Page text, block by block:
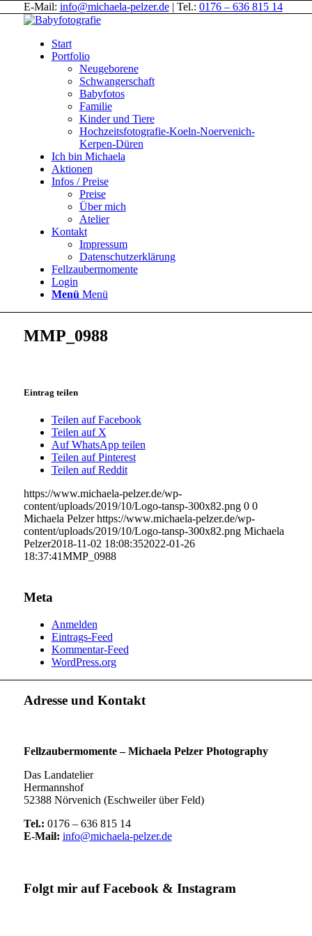
E-Mail: info@michaela-pelzer.de| Tel.: 0176 – 636 815 14
Start
Portfolio
Neugeborene
Schwangerschaft
Babyfotos
Familie
Kinder und Tiere
Hochzeitsfotografie-Koeln-Noervenich-
Kerpen-Düren
Ich bin Michaela
Aktionen
Infos / Preise
Preise
Über mich
Atelier
Kontakt
Impressum
Datenschutzerklärung
Fellzaubermomente
Login
Menü Menü
MMP_0988
Eintrag teilen
Teilen auf Facebook
Teilen auf X
Auf WhatsApp teilen
Teilen auf Pinterest
Teilen auf Reddit
https://www.michaela-pelzer.de/wp-
content/uploads/2019/10/Logo-tansp-300x82.png 0 0
Michaela Pelzer https://www.michaela-pelzer.de/wp-
content/uploads/2019/10/Logo-tansp-300x82.png Michaela
Pelzer2018-11-02 18:08:352022-01-26
18:37:41MMP_0988
Meta
Anmelden
Eintrags-Feed
Kommentar-Feed
WordPress.org
Adresse und Kontakt
Fellzaubermomente –Michaela Pelzer Photography
Das Landatelier
Hermannshof
52388 Nörvenich (Eschweiler über Feld)
Tel.: 0176 – 636 815 14
E-Mail: info@michaela-pelzer.de
Folgt mir auf Facebook & Instagram